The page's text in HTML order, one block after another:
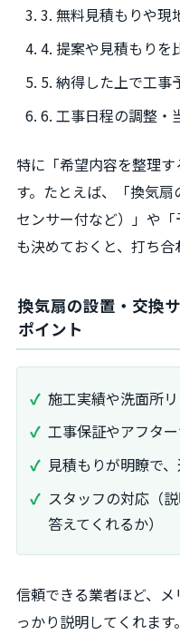
3. 無料見積もりや現
4. 提案や見積もりを
5. 納得した上で工事
6. 工事日程の調整・
特に「希望内容を整理
す。たとえば、「換気扇
センサー付など）」や
も決めておくと、打ち合
換気扇の設置・交換
ポイント
施工実績や洗面所
工事保証やアフタ
見積もりが明瞭で
スタッフの対応（
答えてくれるか）
信頼できる業者ほど、
っかり説明してくれま